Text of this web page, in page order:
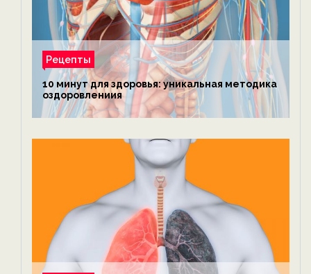
Рецепты
10 минут для здоровья: уникальная методика
оздоровлениия